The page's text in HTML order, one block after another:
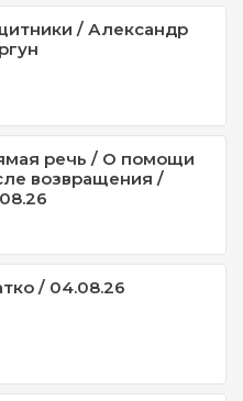
/ Александр
речь / О помощи
возвращения /
/ 04.08.26